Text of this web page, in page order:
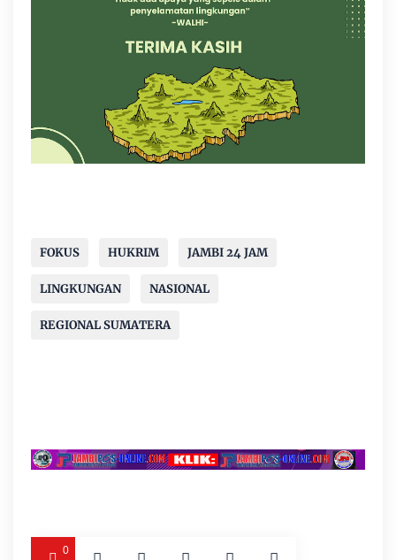
FOKUS HUKRIM JAMBI 24 JAM
LINGKUNGAN NASIONAL
REGIONAL SUMATERA
0